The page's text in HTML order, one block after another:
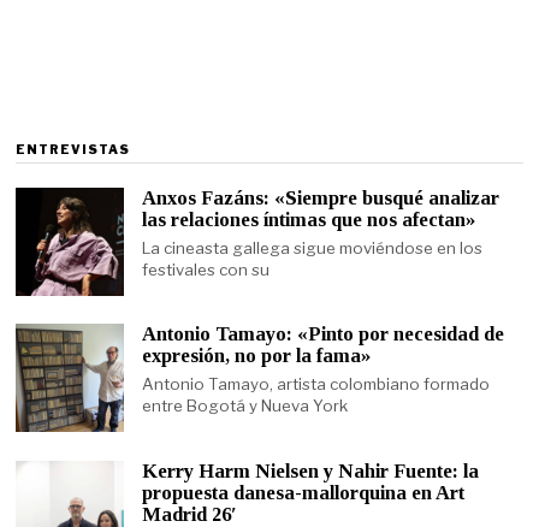
ENTREVISTAS
Anxos Fazáns: «Siempre busqué analizar
las relaciones íntimas que nos afectan»
La cineasta gallega sigue moviéndose en los
festivales con su
Antonio Tamayo: «Pinto por necesidad de
expresión, no por la fama»
Antonio Tamayo, artista colombiano formado
entre Bogotá y Nueva York
Kerry Harm Nielsen y Nahir Fuente: la
propuesta danesa-mallorquina en Art
Madrid 26′